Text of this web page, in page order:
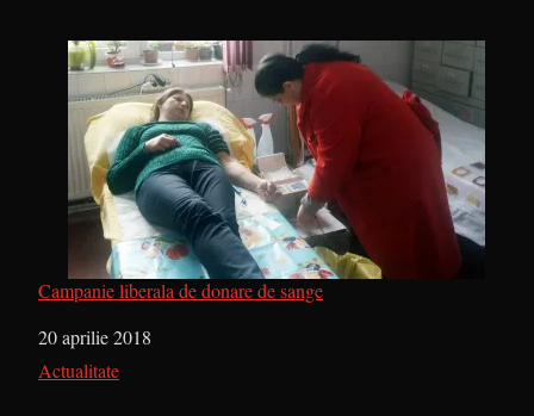
Campanie liberala de donare de sange
Dată
20 aprilie 2018
În legătură cu
Actualitate